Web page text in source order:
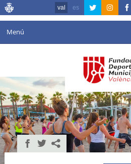
val es
Menú
Agenda
Instal·lacions
Comunicació
València en esport